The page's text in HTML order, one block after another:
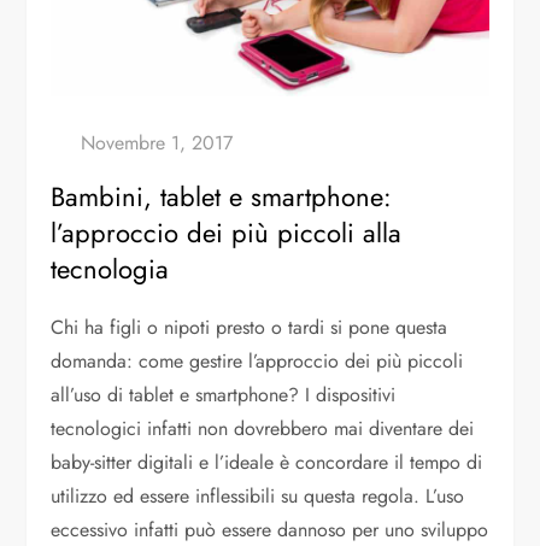
Bambini, tablet e smartphone:
l’approccio dei più piccoli alla
tecnologia
Chi ha figli o nipoti presto o tardi si pone questa
domanda: come gestire l’approccio dei più piccoli
all’uso di tablet e smartphone? I dispositivi
tecnologici infatti non dovrebbero mai diventare dei
baby-sitter digitali e l’ideale è concordare il tempo di
utilizzo ed essere inflessibili su questa regola. L’uso
eccessivo infatti può essere dannoso per uno sviluppo